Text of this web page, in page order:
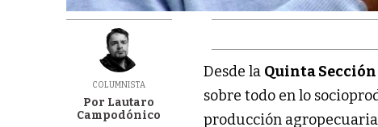
COLUMNISTA
Por Lautaro
Campodónico
Desde la Quinta
sobre todo en lo
producción